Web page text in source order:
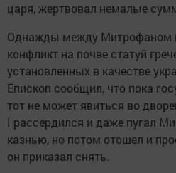
царя, жертвовал немалые
Однажды между Митрофаном
конфликт на почве статуй
установленных в качестве
Епископ сообщил, что пока
тот не может явиться во
I рассердился и даже пугал
казнью, но потом отошел и
он приказал снять.